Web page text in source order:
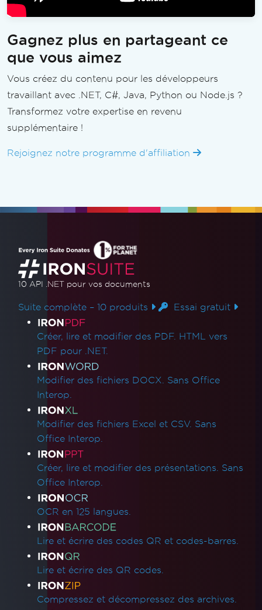
Gagnez plus en partageant ce
que vous aimez
Vous créez du contenu pour les développeurs
travaillant avec .NET, C#, Java, Python ou Node.js ?
Transformez votre expertise en revenu
supplémentaire !
Rejoignez notre programme d'affiliation
10 API .NET pour vos documents
Suite complète – 10 produits Essai gratuit
Liens des produits
Créer, lire et modifier des PDF. HTML vers
PDF pour .NET.
Modifier des fichiers DOCX. Sans Office
Interop.
Modifier des fichiers Excel et CSV. Sans
Office Interop.
Créer, lire et modifier des présentations. Sans
Office Interop.
OCR en 125 langues.
Lire et écrire des codes QR et codes-barres.
Lire et écrire des QR codes.
Compressez et décompressez des archives.